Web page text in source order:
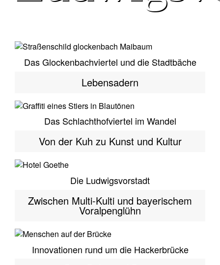
Das Glockenbachviertel und die Stadtbäche
Lebensadern
Das Schlachthofviertel im Wandel
Von der Kuh zu Kunst und Kultur
Die Ludwigsvorstadt
Zwischen Multi-Kulti und bayerischem
Voralpenglühn
Innovationen rund um die Hackerbrücke